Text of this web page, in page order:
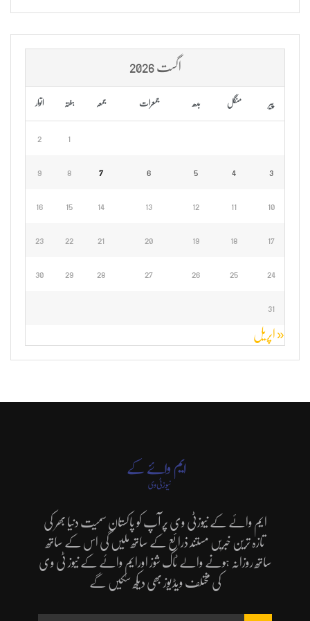
اگست 2026
پیر منگل بدھ جمعرات جمعہ ہفتہ اتوار
1
2
3
4
5
6
7
8
9
10
11
12
13
14
15
16
17
18
19
20
21
22
23
24
25
26
27
28
29
30
31
« اپریل
ایم وائے کے نیوزٹی وی پر آپ کو پاکستان سمیت دنیا بھر کی
تازہ ترین خبریں مستند ذرائع کے ساتھ ملیں گی اس کے ساتھ
ساتھ روزانہ ہونے والے ٹاک شوز اورایم وائے کے نیوز ٹی وی
کی مختلف ویڈیوز بھی دیکھ سکیں گے